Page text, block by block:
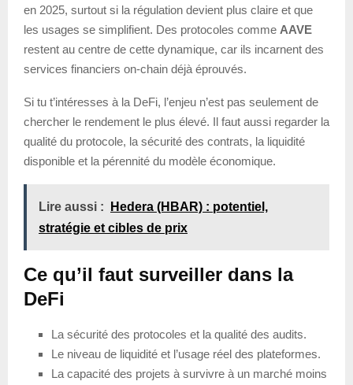
en 2025, surtout si la régulation devient plus claire et que
les usages se simplifient. Des protocoles comme AAVE
restent au centre de cette dynamique, car ils incarnent des
services financiers on-chain déjà éprouvés.
Si tu t’intéresses à la DeFi, l’enjeu n’est pas seulement de
chercher le rendement le plus élevé. Il faut aussi regarder la
qualité du protocole, la sécurité des contrats, la liquidité
disponible et la pérennité du modèle économique.
Lire aussi :
Hedera (HBAR) : potentiel,
stratégie et cibles de prix
Ce qu’il faut surveiller dans la
DeFi
La sécurité des protocoles et la qualité des audits.
Le niveau de liquidité et l’usage réel des plateformes.
La capacité des projets à survivre à un marché moins